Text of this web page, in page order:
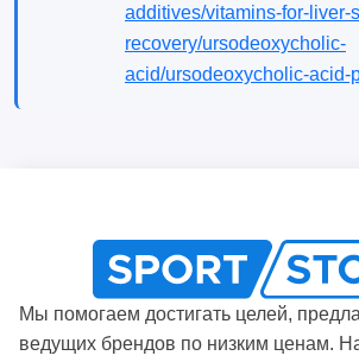
additives/vitamins-for-liver-
recovery/ursodeoxycholic-
acid/ursodeoxycholic-acid-
Мы помогаем достигать целей,
ведущих брендов по низким ценам.